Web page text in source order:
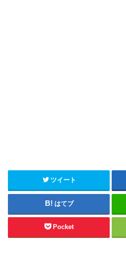
ツイート
はてブ
Pocket